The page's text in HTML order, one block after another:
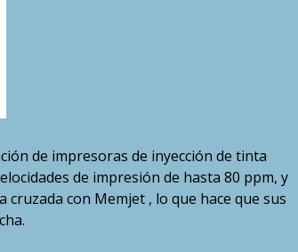
de impresoras de inyección de tinta
de impresión de hasta 80 ppm, y
con Memjet , lo que hace que sus